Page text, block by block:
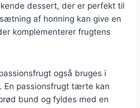
dessert, der er perfekt til
af honning kan give en
komplementerer frugtens
også bruges i
En passionsfrugt tærte kan
bund og fyldes med en